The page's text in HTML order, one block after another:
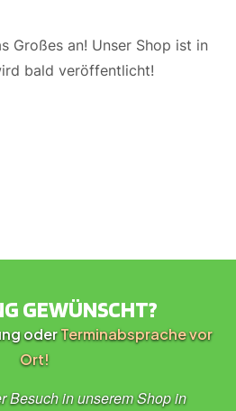
Großes an! Unser Shop ist in
bald veröffentlicht!
GEWÜNSCHT?
oderTerminabsprache vor
Ort!
Besuch in unserem Shop in